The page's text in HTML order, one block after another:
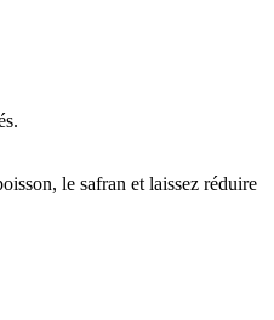
le safran et laissez réduire